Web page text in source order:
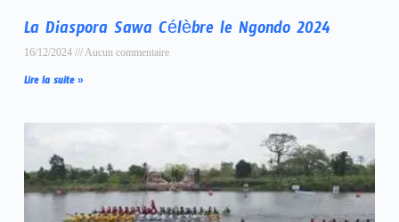
La Diaspora Sawa Célèbre le Ngondo 2024
16/12/2024 Aucun commentaire
Lire la suite »